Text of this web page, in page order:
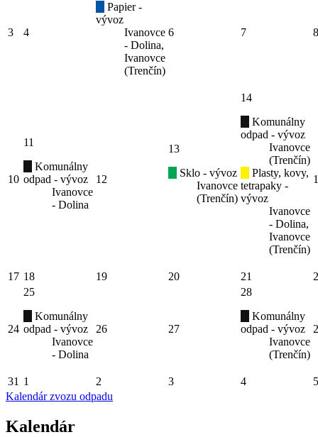
3 4
Papier -
vývoz
Ivanovce
- Dolina,
Ivanovce
(Trenčín)
6 7 8
10
11
Komunálny
odpad - vývoz
Ivanovce
- Dolina
12
13
Sklo - vývoz
Ivanovce
(Trenčín)
14
Komunálny
odpad - vývoz
Ivanovce
(Trenčín)
Plasty, kovy,
tetrapaky -
vývoz
Ivanovce
- Dolina,
Ivanovce
(Trenčín)
17 18 19 20 21
24
25
Komunálny
odpad - vývoz
Ivanovce
- Dolina
26 27
28
Komunálny
odpad - vývoz
Ivanovce
(Trenčín)
31 1 2 3 4
5
Kalendár zvozu odpadu
Kalendár